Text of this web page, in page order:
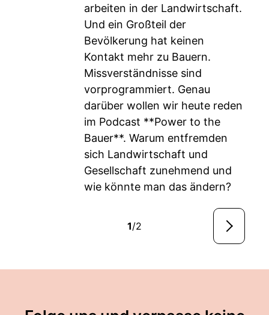
arbeiten in der Landwirtschaft.
Und ein Großteil der
Bevölkerung hat keinen
Kontakt mehr zu Bauern.
Missverständnisse sind
vorprogrammiert. Genau
darüber wollen wir heute reden
im Podcast **Power to the
Bauer**. Warum entfremden
sich Landwirtschaft und
Gesellschaft zunehmend und
wie könnte man das ändern?
1/2